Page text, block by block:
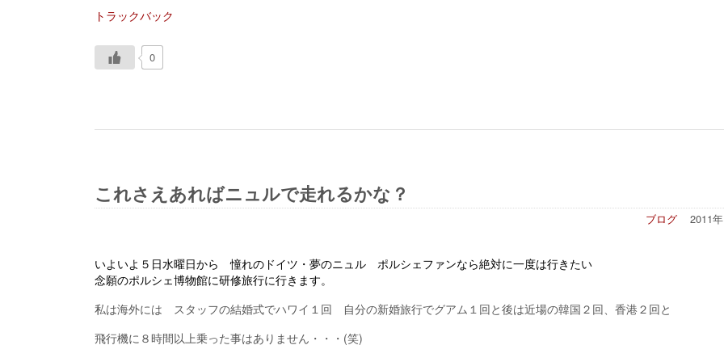
トラックバック
0
これさえあればニュルで走れるかな？
2011
ブログ
いよいよ５日水曜日から 憧れのドイツ・夢のニュル ポルシェファンなら絶対に一度は行きたい
念願のポルシェ博物館に研修旅行に行きます。
私は海外には スタッフの結婚式でハワイ１回 自分の新婚旅行でグアム１回と後は近場の韓国２回、香港２回と
飛行機に８時間以上乗った事はありません・・・(笑)